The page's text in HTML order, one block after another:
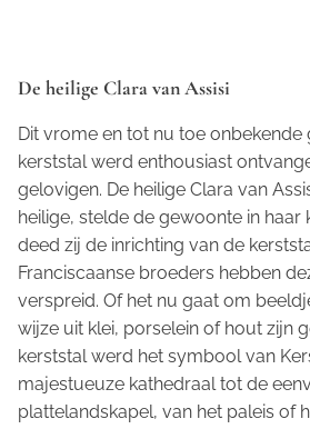
De heilige Clara van Assisi
Dit vrome en tot nu toe onbekende
kerststal werd enthousiast
gelovigen. De heilige Clara van
heilige, stelde de gewoonte in haar
deed zij de inrichting van de
Franciscaanse broeders hebben
verspreid. Of het nu gaat om
wijze uit klei, porselein of hout zijn
kerststal werd het symbool van
majestueuze kathedraal tot de
plattelandskapel, van het paleis of